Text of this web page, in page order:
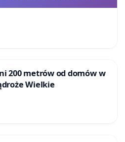
200 metrów od domów w
Wielkie